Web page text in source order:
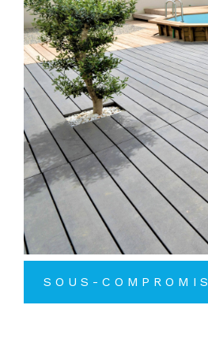
SOUS-COMPROMIS